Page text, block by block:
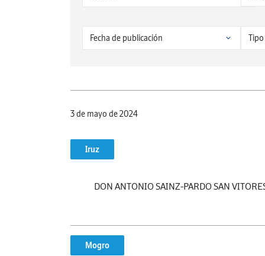
3 de mayo de 2024
Iruz
DON ANTONIO SAINZ-PARDO SAN
Mogro